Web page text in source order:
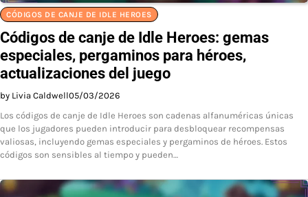
CÓDIGOS DE CANJE DE IDLE HEROES
Códigos de canje de Idle Heroes: gemas
especiales, pergaminos para héroes,
actualizaciones del juego
by Livia Caldwell05/03/2026
Los códigos de canje de Idle Heroes son cadenas alfanuméricas únicas
que los jugadores pueden introducir para desbloquear recompensas
valiosas, incluyendo gemas especiales y pergaminos de héroes. Estos
códigos son sensibles al tiempo y pueden…